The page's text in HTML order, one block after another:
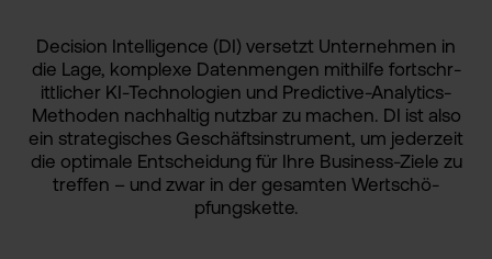
Decision Intellig­ence (DI) versetzt Unterneh­men in
die Lage, komplexe Datenmen­gen mithilfe fortschr­
ittliche­r KI-Techn­ologien und Predicti­ve-Analy­tics-
Met­hoden nachhalt­ig nutzbar zu machen. DI ist also
ein strategi­sches Geschäft­sinstrum­ent, um jederzei­t
die optimale Entschei­dung für Ihre Business­-Ziele zu
treffen – und zwar in der gesamten Wertschö­
pfungske­tte.